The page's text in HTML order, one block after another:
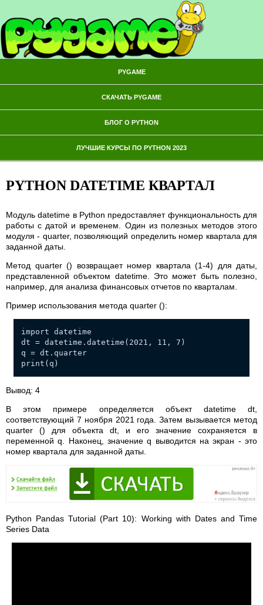
PYGAME
СКАЧАТЬ PYGAME
БЛОГ О PYTHON
ЛУЧШИЕ КУРСЫ ПО PYTHON 2023
PYTHON DATETIME КВАРТАЛ
Модуль datetime в Python предоставляет функциональность для
работы с датой и временем. Один из полезных методов этого
модуля - quarter, позволяющий определить номер квартала для
заданной даты.
Метод quarter () возвращает номер квартала (1-4) для даты,
представленной объектом datetime. Это может быть полезно,
например, для анализа финансовых отчетов по кварталам.
Пример использования метода quarter ():
import datetime
dt = datetime.datetime(2021, 11, 7)
q = dt.quarter
print(q)
Вывод: 4
В этом примере определяется объект datetime dt,
соответствующий 7 ноября 2021 года. Затем вызывается метод
quarter () для объекта dt, и его значение сохраняется в
переменной q. Наконец, значение q выводится на экран - это
номер квартала для заданной даты.
Python Pandas Tutorial (Part 10): Working with Dates and Time
Series Data